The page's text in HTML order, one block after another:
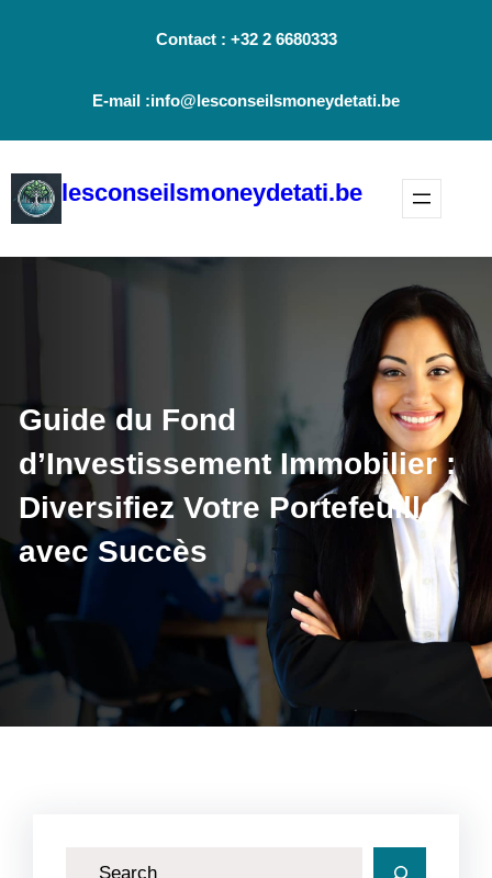
Contact : +32 2 6680333
E-mail :info@lesconseilsmoneydetati.be
lesconseilsmoneydetati.be
Guide du Fond
d’Investissement Immobilier :
Diversifiez Votre Portefeuille
avec Succès